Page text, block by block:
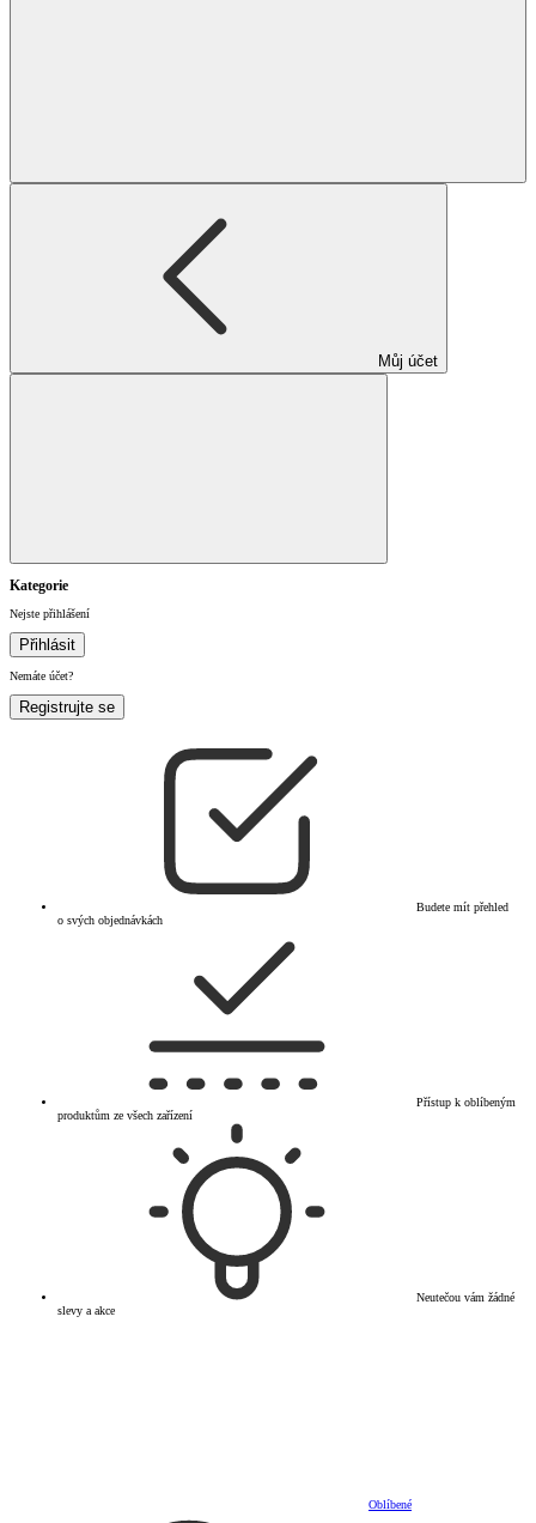
Můj účet
Kategorie
Nejste přihlášení
Přihlásit
Nemáte účet?
Registrujte se
Budete mít přehled
o svých objednávkách
Přístup k oblíbeným
produktům ze všech zařízení
Neutečou vám žádné
slevy a akce
Oblíbené